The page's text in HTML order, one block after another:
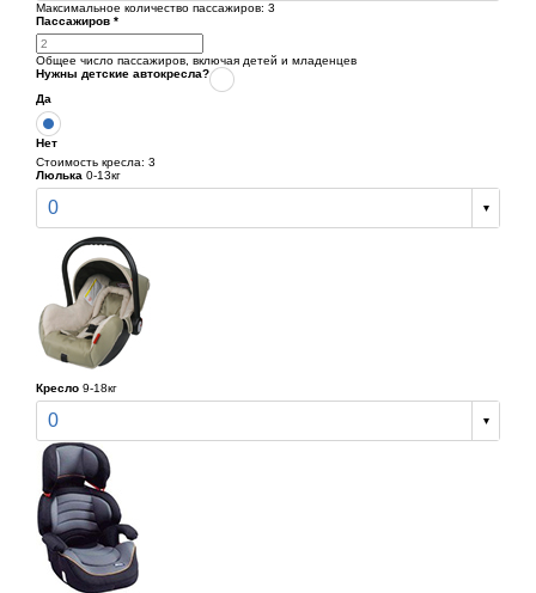
Максимальное количество пассажиров: 3
Пассажиров *
Общее число пассажиров, включая детей и младенцев
Нужны детские автокресла?
Да
Нет
Стоимость кресла: 3
Люлька 0-13кг
0
Кресло 9-18кг
0